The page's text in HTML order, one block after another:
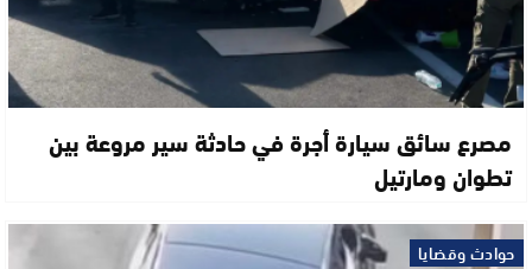
مصرع سائق سيارة أجرة في حادثة سير مروعة بين
تطوان ومارتيل
حوادث وقضايا